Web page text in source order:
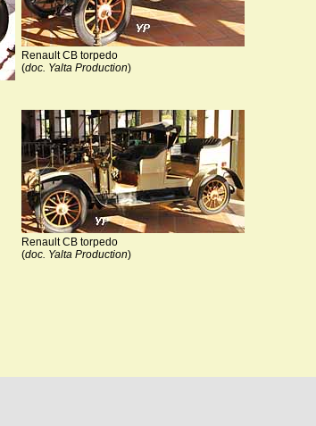
Renault CB torpedo
(doc. Yalta Production)
Renault CB torpedo
(doc. Yalta Production)